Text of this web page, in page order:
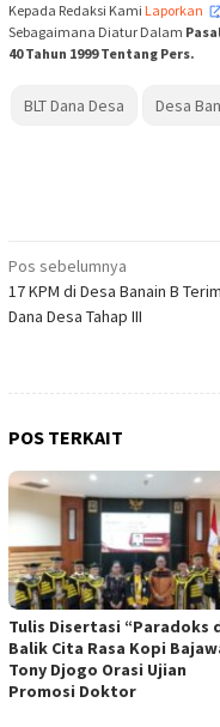
Kepada Redaksi Kami Laporkan
,
Sebagaimana Diatur Dalam
40 Tahun 1999 Tentang Pers.
BLT Dana Desa Desa
Navigasi
pos
Pos sebelumnya
17 KPM di Desa Banain B
Dana Desa Tahap III
POS TERKAIT
Tulis Disertasi “Paradoks
Balik Cita Rasa Kopi
Tony Djogo Orasi Ujian
Promosi Doktor